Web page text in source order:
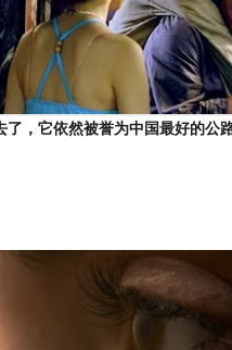
了，它依然被誉为中国最好的公